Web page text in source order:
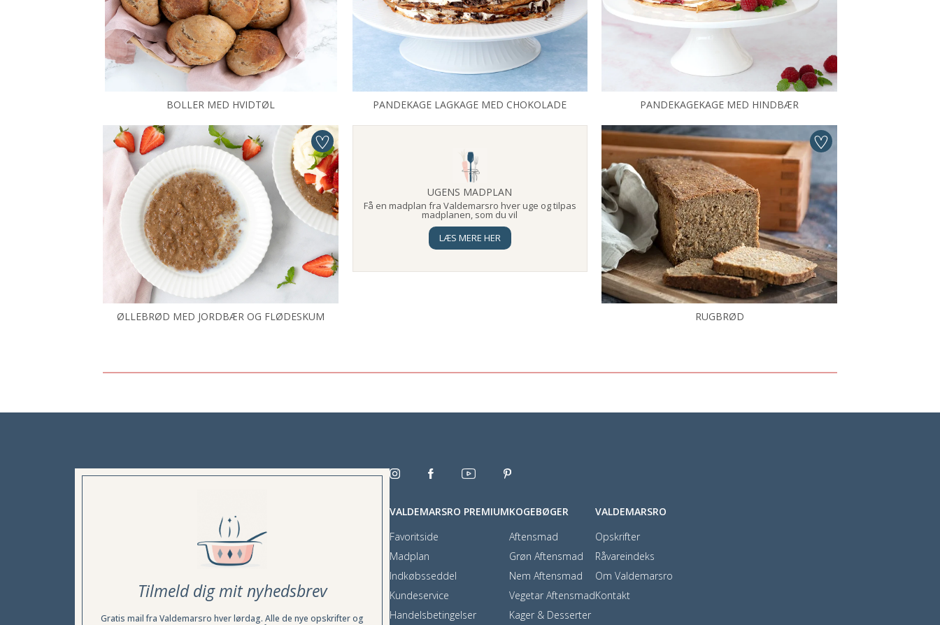
BOLLER MED HVIDTØL PANDEKAGE LAGKAGE MED CHOKOLADE PANDEKAGEKAGE MED HINDBÆR
ØLLEBRØD MED JORDBÆR OG FLØDESKUM
UGENS MADPLAN
Få en madplan fra Valdemarsro hver uge og tilpas
madplanen, som du vil
LÆS MERE HER
RUGBRØD
Tilmeld dig mit nyhedsbrev
Gratis mail fra Valdemarsro hver lørdag. Alle de nye opskrifter og
VALDEMARSRO PREMIUM
Favoritside
Madplan
Indkøbsseddel
Kundeservice
Handelsbetingelser
KOGEBØGER
Aftensmad
Grøn Aftensmad
Nem Aftensmad
Vegetar Aftensmad
Kager & Desserter
VALDEMARSRO
Opskrifter
Råvareindeks
Om Valdemarsro
Kontakt